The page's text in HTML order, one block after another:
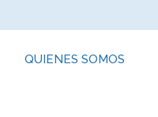
QUIENES SOMOS